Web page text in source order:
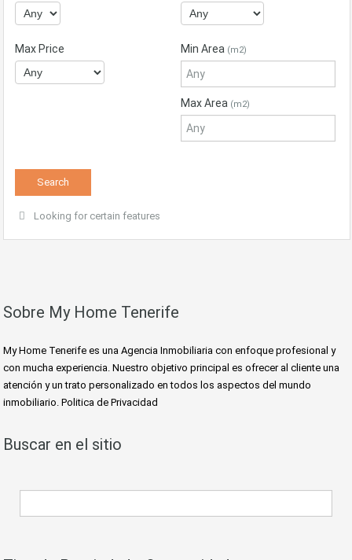
Max Price Min Area (m2)
Max Area (m2)
Looking for certain features
Sobre My Home Tenerife
My Home Tenerife es una Agencia Inmobiliaria con enfoque profesional y
con mucha experiencia. Nuestro objetivo principal es ofrecer al cliente una
atención y un trato personalizado en todos los aspectos del mundo
inmobiliario. Politica de Privacidad
Buscar en el sitio